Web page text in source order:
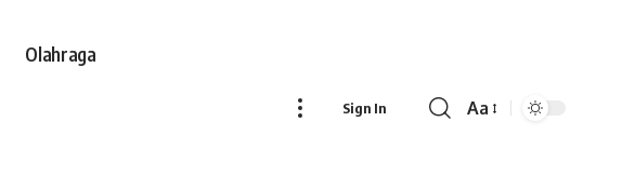
Olahraga
Sign In
Font
Aa